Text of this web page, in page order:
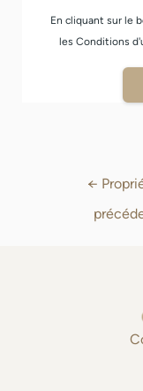
En cliquant sur le
les Conditions
←